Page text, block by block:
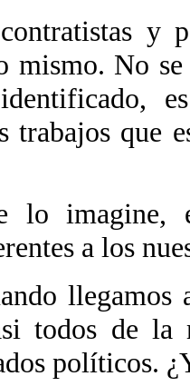
y
mismo. No
trabajos que
lo imagine,
a los
todos de
políticos.